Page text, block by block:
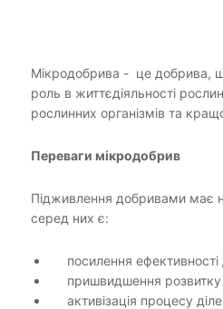
Мікродобрива - це добрива,
роль в життєдіяльності
рослинних організмів та
Переваги мікродобрив
Підживлення добривами має
серед них є:
посилення ефективності
пришвидшення розвитку
активізація процесу